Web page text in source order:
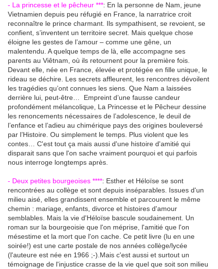
- La princesse et le pêcheur ***: En la personne de Nam, jeune
Vietnamien depuis peu réfugié en France, la narratrice croit
reconnaître le prince charmant. Ils sympathisent, se revoient, se
confient, s’inventent un territoire secret. Mais quelque chose
éloigne les gestes de l’amour – comme une gêne, un
malentendu. A quelque temps de là, elle accompagne ses
parents au Viêtnam, où ils retournent pour la première fois.
Devant elle, née en France, élevée et protégée en fille unique, le
rideau se déchire. Les secrets affleurent, les rencontres dévoilent
les tragédies qu’ont connues les siens. Que Nam a laissées
derrière lui, peut-être… Empreint d’une fausse candeur
profondément mélancolique, La Princesse et le Pêcheur dessine
les renoncements nécessaires de l’adolescence, le deuil de
l’enfance et l’adieu au chimérique pays des origines bouleversé
par l’Histoire. Ou simplement le temps. Plus violent que les
contes… C'est tout ça mais aussi d'une histoire d'amitié qui
disparait sans que l'on sache vraiment pourquoi et qui parfois
nous interroge longtemps après.
- Deux petites bourgeoises ****: Esther et Héloïse se sont
rencontrées au collège et sont depuis inséparables. Issues d'un
milieu aisé, elles grandissent ensemble et parcourent le même
chemin : mariage, enfants, divorce et histoires d'amour
semblables. Mais la vie d'Héloïse bascule soudainement. Un
roman sur la bourgeoisie que l'on méprise, l'amitié que l'on
mésestime et la mort que l'on cache. Ce petit livre (lu en une
soirée!) est une carte postale de nos années collège/lycée
(l'auteure est née en 1966 ;-).Mais c'est aussi et surtout un
témoignage de l'injustice crasse de la vie quel que soit son milieu